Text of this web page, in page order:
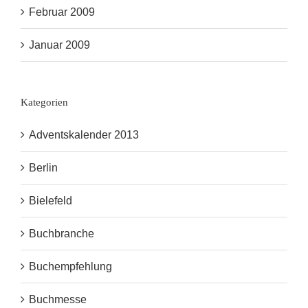
Februar 2009
Januar 2009
Kategorien
Adventskalender 2013
Berlin
Bielefeld
Buchbranche
Buchempfehlung
Buchmesse